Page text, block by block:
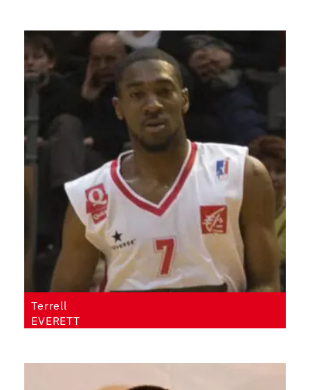
Terrell
EVERETT